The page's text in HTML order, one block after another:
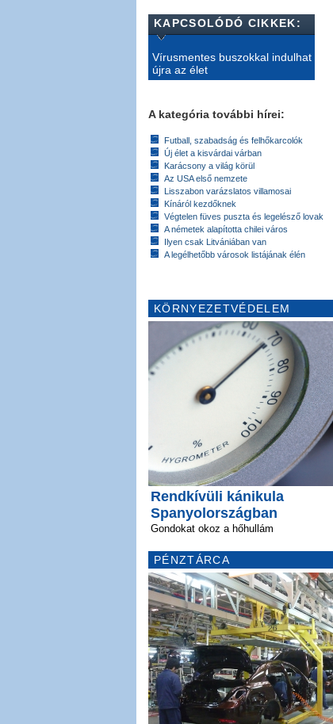
KAPCSOLÓDÓ CIKKEK:
Vírusmentes buszokkal indulhat
újra az élet
A kategória további hírei:
Futball, szabadság és felhőkarcolók
Új élet a kisvárdai várban
Karácsony a világ körül
Az USA első nemzete
Lisszabon varázslatos villamosai
Kínáról kezdőknek
Végtelen füves puszta és legelésző lovak
A németek alapította chilei város
Ilyen csak Litvániában van
A legélhetőbb városok listájának élén
KÖRNYEZETVÉDELEM
Rendkívüli kánikula
Spanyolországban
Gondokat okoz a hőhullám
PÉNZTÁRCA